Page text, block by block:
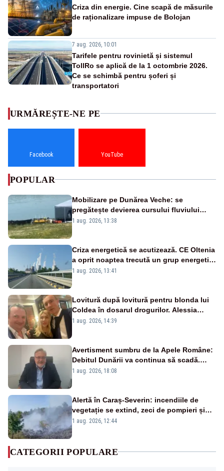
Criza din energie. Cine scapă de măsurile
de raționalizare impuse de Bolojan
7 aug. 2026, 10:01
Tarifele pentru rovinietă și sistemul
TollRo se aplică de la 1 octombrie 2026.
Ce se schimbă pentru șoferi și
transportatori
URMĂREȘTE-NE PE
Facebook YouTube
POPULAR
Mobilizare pe Dunărea Veche: se
pregătește devierea cursului fluviului
către Cernavodă – VIDEO
1 aug. 2026, 13:38
Criza energetică se acutizează. CE Oltenia
a oprit noaptea trecută un grup energetic
de la Rovinari
1 aug. 2026, 13:41
Lovitură după lovitură pentru blonda lui
Coldea în dosarul drogurilor. Alessia
Păcuraru explică decizia magistraților
1 aug. 2026, 14:39
Avertisment sumbru de la Apele Române:
Debitul Dunării va continua să scadă.
Cernavodă s-ar putea închide în 4 zile
1 aug. 2026, 18:08
Alertă în Caraș-Severin: incendiile de
vegetație se extind, zeci de pompieri și
silvicultori se luptă cu flăcările - VIDEO
1 aug. 2026, 12:44
CATEGORII POPULARE